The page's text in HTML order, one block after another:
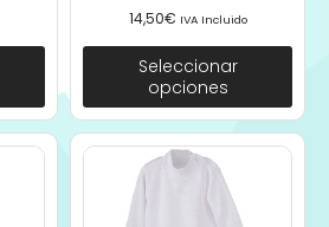
14,50€ IVA Incluido
Seleccionar
opciones